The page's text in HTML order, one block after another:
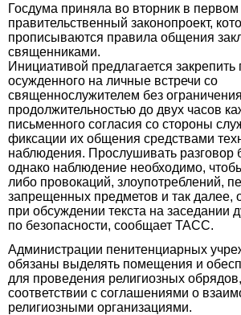
Госдума приняла во вторник в первом
правительственный законопроект,
прописываются правила общения
священниками.
Инициативой предлагается закрепить
осужденного на личные встречи со
священнослужителем без
продолжительностью до двух часов
письменного согласия со стороны
фиксации их общения средствами
наблюдения. Прослушивать разговор
однако наблюдение необходимо,
либо провокаций, злоупотреблений,
запрещенных предметов и так далее,
при обсуждении текста на заседании
по безопасности, сообщает ТАСС.
Администрации пенитенциарных
обязаны выделять помещения и
для проведения религиозных
соответствии с соглашениями о
религиозными организациями.